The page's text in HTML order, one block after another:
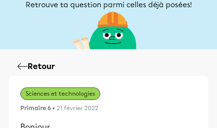
Retrouve ta question parmi celles déjà posées!
Retour
Sciences et technologies
Primaire 6 • 21 février 2022